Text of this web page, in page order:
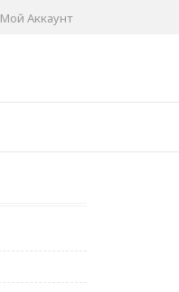
Мой Аккаунт